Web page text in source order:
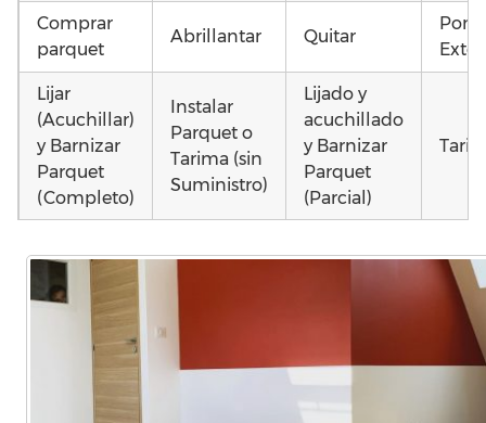
Comprar
parquet
Abrillantar Quitar
Lijar
(Acuchillar)
y Barnizar
Parquet
(Completo)
Instalar
Parquet o
Tarima (sin
Suministro)
Lijado y
acuchillado
y Barnizar
Parquet
(Parcial)
parquet o
Tarima
Comercial
Tarima
Vivienda
(Completa)